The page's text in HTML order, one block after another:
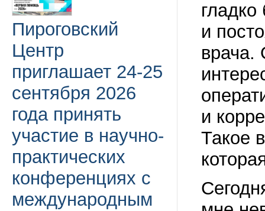
Пироговский
Центр
приглашает 24-25
сентября 2026
года принять
участие в научно-
практических
конференциях с
международным
и
врача.
и
Такое